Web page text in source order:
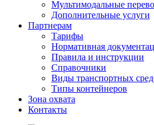
Мультимодальные
Дополнительные услуги
Партнерам
Тарифы
Нормативная
Правила и инструкции
Справочники
Виды транспортных
Типы контейнеров
Зона охвата
Контакты